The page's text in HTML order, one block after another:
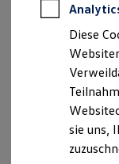
Anpfiff
Uesen Schmidt +
Diese
sie uns,